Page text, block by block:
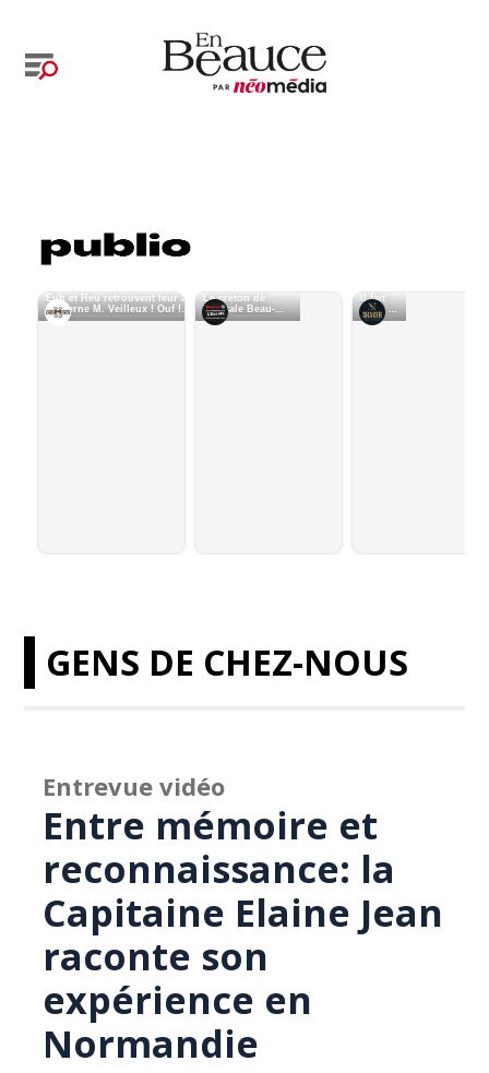
GENS DE CHEZ-NOUS
Entrevue vidéo
Entre mémoire et
reconnaissance: la
Capitaine Elaine Jean
raconte son
expérience en
Normandie